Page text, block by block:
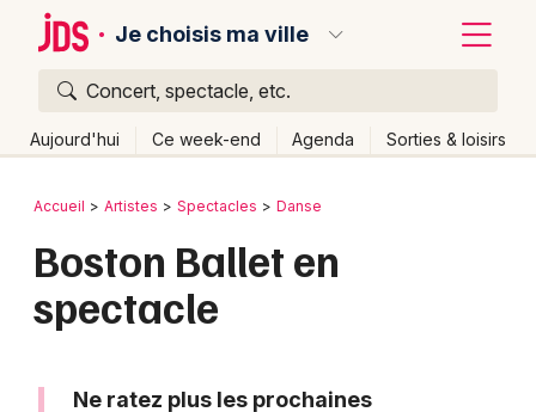
Je choisis ma ville
Concert, spectacle, etc.
Aujourd'hui Ce week-end Agenda Sorties & loisirs
Publier un événement
Bordeaux
Colmar
Lyon
Retour
Accueil Artistes Spectacles Danse
Boston Ballet en
spectacle
Ne ratez plus les prochaines
Quoi ?
Où ?
Quand ?
Aujourd'hui
Demain